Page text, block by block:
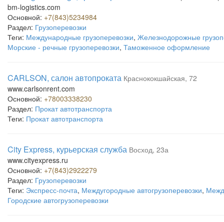
bm-logistics.com
Основной: +7(843)5234984
Раздел: Грузоперевозки
Теги: Международные грузоперевозки, Железнодорожные
Морские - речные грузоперевозки, Таможенное оформление
CARLSON, салон автопроката Краснококшайская, 72
www.carlsonrent.com
Основной: +78003338230
Раздел: Прокат автотранспорта
Теги: Прокат автотранспорта
City Express, курьерская служба Восход, 23а
www.cityexpress.ru
Основной: +7(843)2922279
Раздел: Грузоперевозки
Теги: Экспресс-почта, Междугородные автогрузоперевозки,
Городские автогрузоперевозки